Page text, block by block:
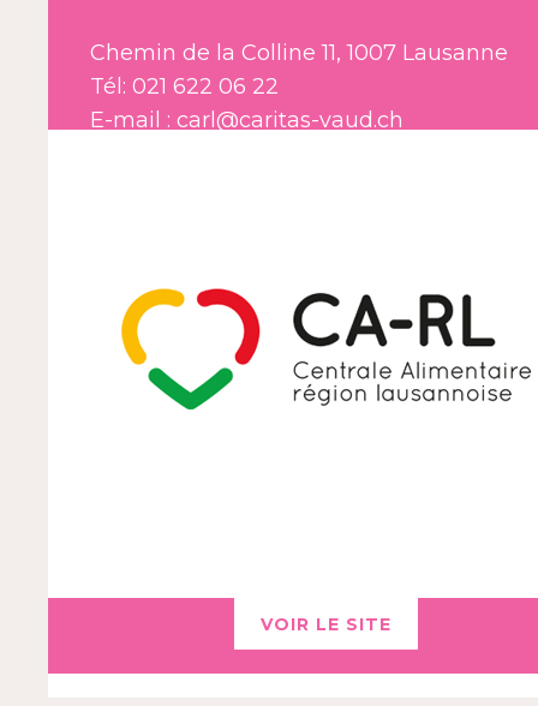
Chemin de la Colline 11, 1007 Lausanne
Tél: 021 622 06 22
E-mail : carl@caritas-vaud.ch
VOIR LE SITE